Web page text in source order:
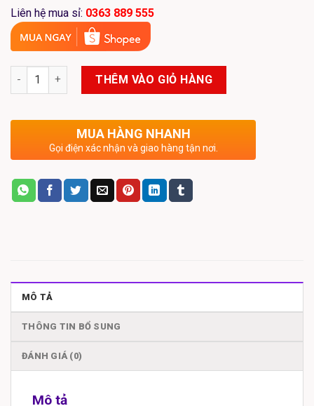
Liên hệ mua sỉ: 0363 889 555
Dương vật giả Libo rung thụt ngoáy cực mạnh với pin sạc cao
THÊM VÀO GIỎ HÀNG
MUA HÀNG NHANH
Gọi điện xác nhận và giao hàng tận nơi.
MÔ TẢ
THÔNG TIN BỔ SUNG
ĐÁNH GIÁ (0)
Mô tả